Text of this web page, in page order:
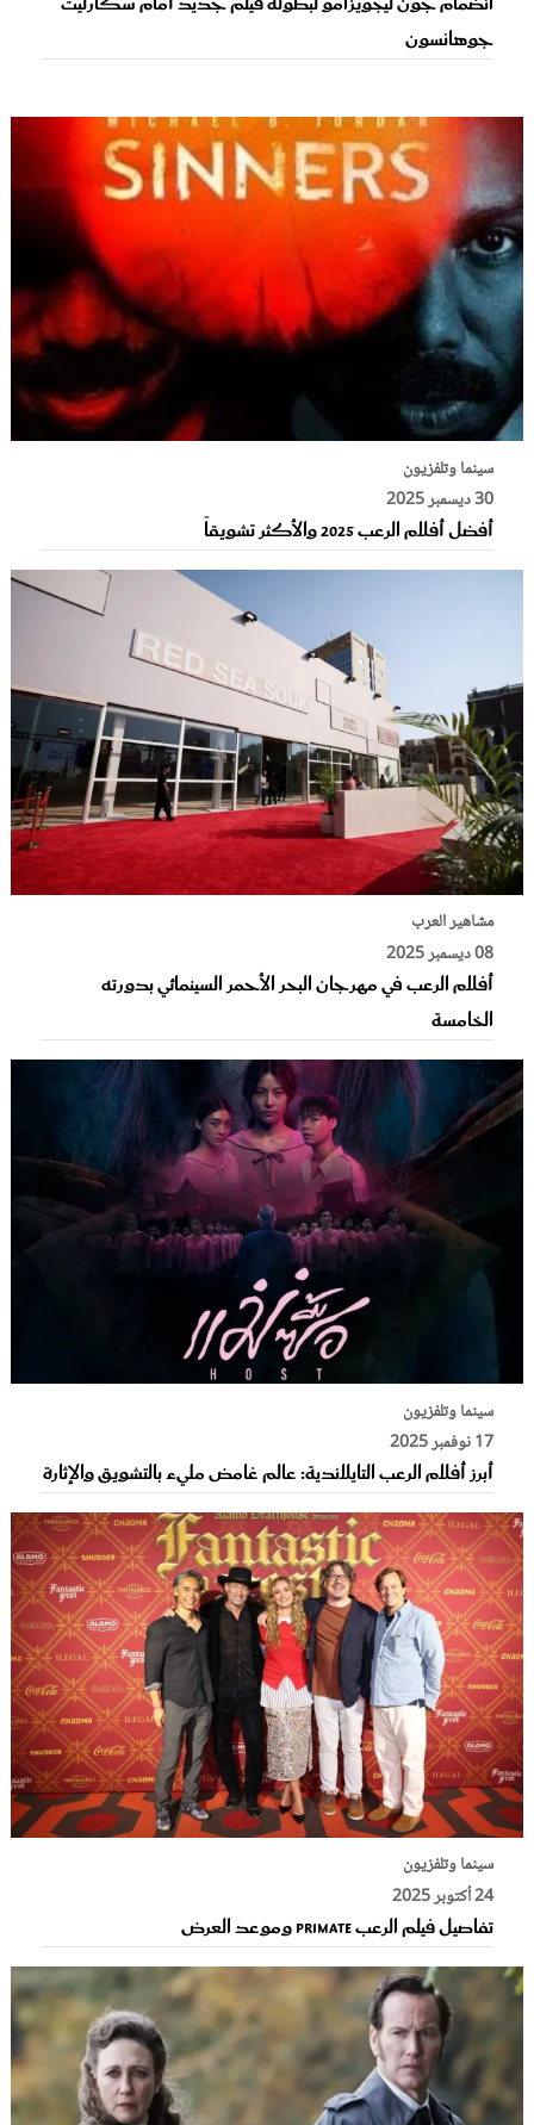
جوهانسون
سينما وتلفزيون
30 ديسمبر 2025
أفضل أفلام الرعب 2025 والأكثر تشويقاً
مشاهير العرب
08 ديسمبر 2025
أفلام الرعب في مهرجان البحر الأحمر السينمائي بدورته
الخامسة
سينما وتلفزيون
17 نوفمبر 2025
أبرز أفلام الرعب التايلاندية: عالم غامض مليء بالتشويق والإثارة
سينما وتلفزيون
24 أكتوبر 2025
تفاصيل فيلم الرعب PRIMATE وموعد العرض